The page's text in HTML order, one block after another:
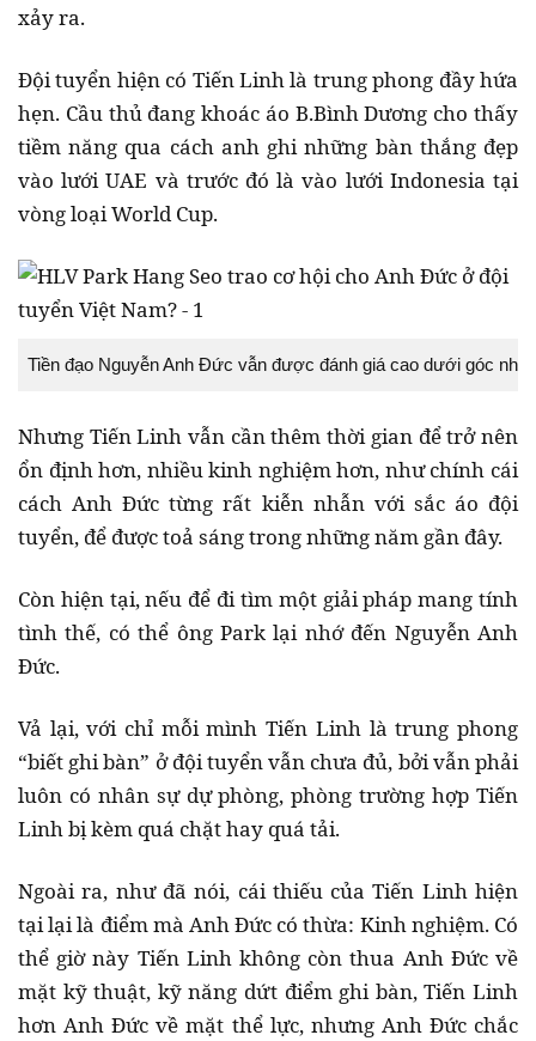
xảy ra.
Đội tuyển hiện có Tiến Linh là trung phong đầy hứa
hẹn. Cầu thủ đang khoác áo B.Bình Dương cho thấy
tiềm năng qua cách anh ghi những bàn thắng đẹp
vào lưới UAE và trước đó là vào lưới Indonesia tại
vòng loại World Cup.
Tiền đạo Nguyễn Anh Đức vẫn được đánh giá cao dưới góc
Nhưng Tiến Linh vẫn cần thêm thời gian để trở nên
ổn định hơn, nhiều kinh nghiệm hơn, như chính cái
cách Anh Đức từng rất kiễn nhẫn với sắc áo đội
tuyển, để được toả sáng trong những năm gần đây.
Còn hiện tại, nếu để đi tìm một giải pháp mang tính
tình thế, có thể ông Park lại nhớ đến Nguyễn Anh
Đức.
Vả lại, với chỉ mỗi mình Tiến Linh là trung phong
“biết ghi bàn” ở đội tuyển vẫn chưa đủ, bởi vẫn phải
luôn có nhân sự dự phòng, phòng trường hợp Tiến
Linh bị kèm quá chặt hay quá tải.
Ngoài ra, như đã nói, cái thiếu của Tiến Linh hiện
tại lại là điểm mà Anh Đức có thừa: Kinh nghiệm. Có
thể giờ này Tiến Linh không còn thua Anh Đức về
mặt kỹ thuật, kỹ năng dứt điểm ghi bàn, Tiến Linh
hơn Anh Đức về mặt thể lực, nhưng Anh Đức chắc